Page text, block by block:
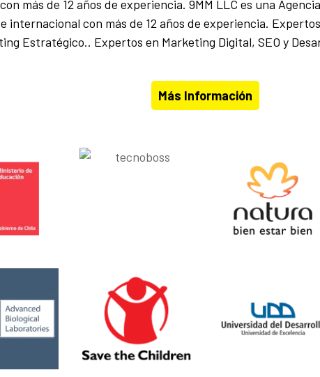
más de 12 años de experiencia. 9MM LLC es una
internacional con más de 12 años de experiencia.
Estratégico.. Expertos en Marketing Digital, SEO y
Más Información